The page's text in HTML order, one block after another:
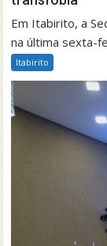
Em Itabirito, a
na última sexta-
Itabirito